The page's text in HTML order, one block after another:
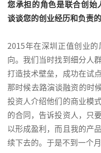
您承担的角色是联合创始
谈谈您的创业经历和负责的
2015年在深圳正值创业
向。我们当时找到细分人
打造技术壁垒，成功在试
那时候去路演谈融资的时
投资人介绍他们的商业模
的合同，告诉投资人，只
以形成盈利，而且我的产
续下去的。于是不到一个